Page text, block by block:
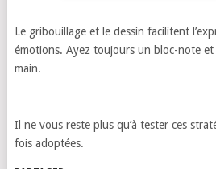
Le gribouillage et le dessin facilitent
émotions. Ayez toujours un bloc-note
main.
Il ne vous reste plus qu’à tester ces
fois adoptées.